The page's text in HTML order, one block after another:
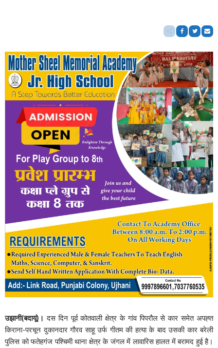
उझानी(बदायूं)। दस दिन पूर्व कोतवाली क्षेत्र के गांव पिपरौल से कार समेत अपह्त
किराना-परचून दुकानदार गौरव साहू उर्फ गीतम की हत्या के बाद उसकी कार बरेली
पुलिस को फतेहगंज पश्चिमी थाना क्षेत्र के जंगल में लावारिस हालत में बरामद हुई है।